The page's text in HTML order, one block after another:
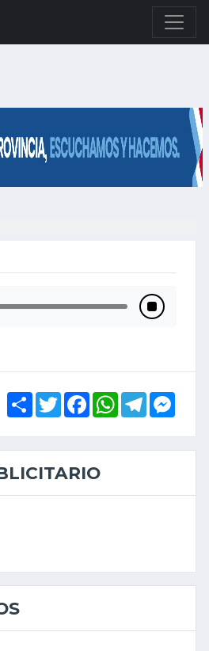
ShareTwitterFacebook
WhatsApp
Telegram